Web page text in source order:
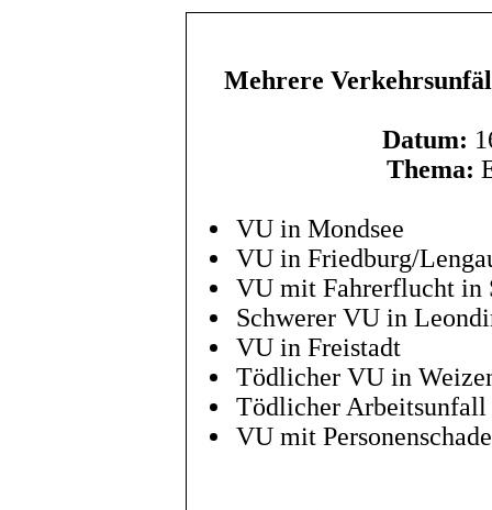
Mehrere
Datum:
Thema:
VU in Mondsee
VU in Friedburg/
VU mit Fahrerflucht in
Schwerer VU in
VU in Freistadt
Tödlicher VU in
Tödlicher
VU mit